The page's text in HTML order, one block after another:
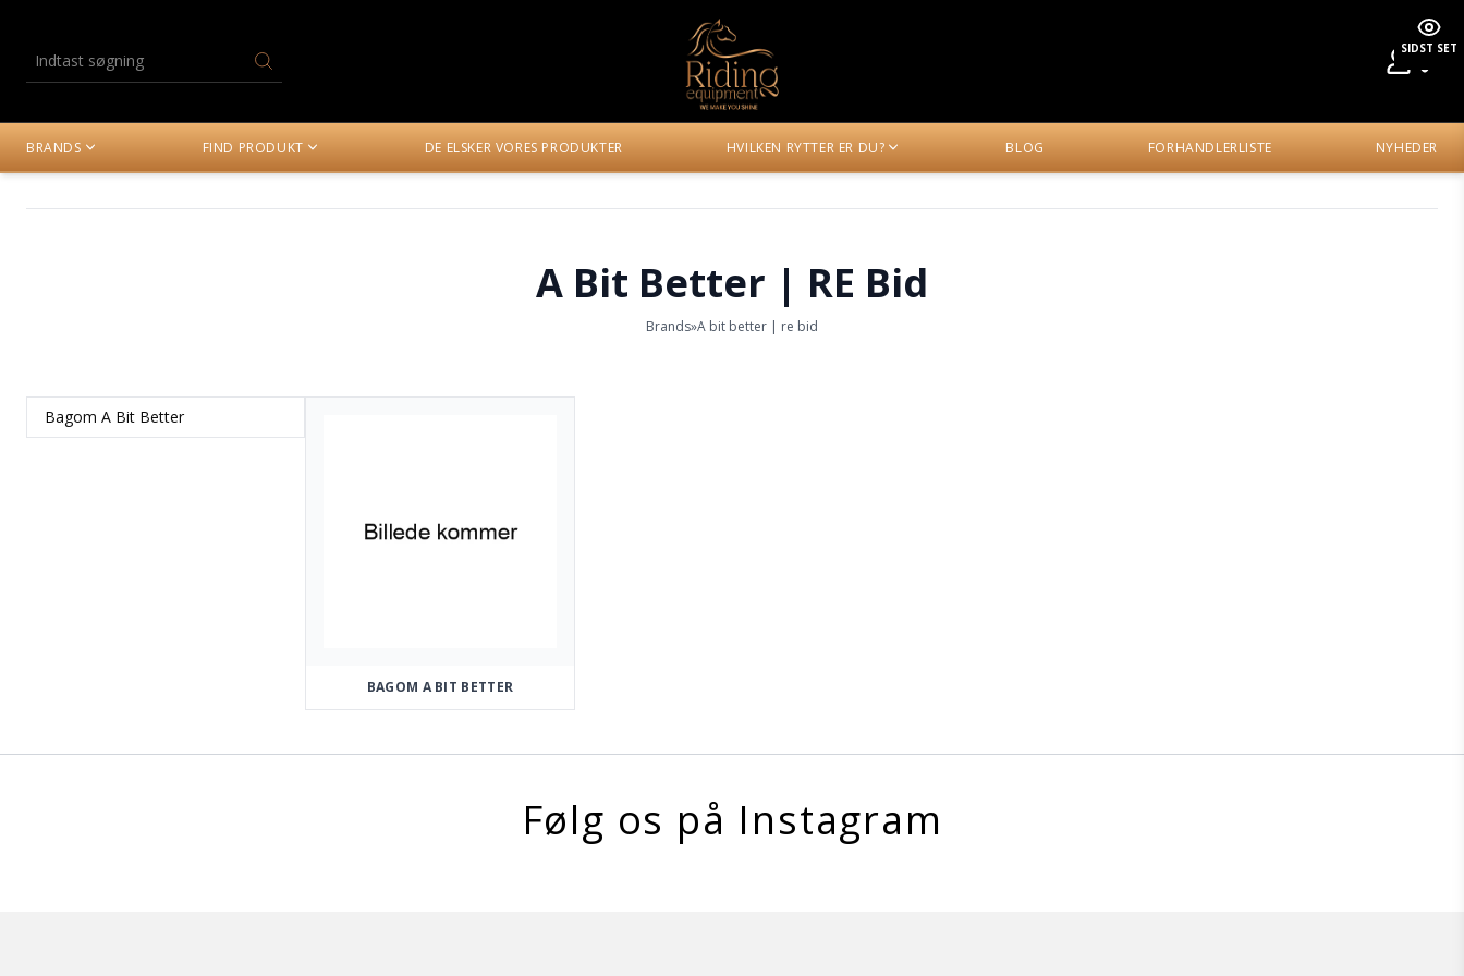
BRANDS FIND PRODUKT DE ELSKER VORES PRODUKTER HVILKEN RYTTER ER DU? BLOG FORHANDLERLISTE NYHEDER
A Bit Better | RE Bid
Brands»A bit better | re bid
Bagom A Bit Better
BAGOM A BIT BETTER
Følg os på Instagram
SIDST SET